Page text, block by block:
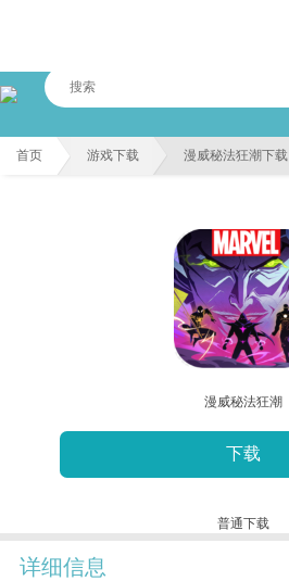
首页 游戏下载 漫威秘法狂潮下载
漫威秘法狂潮
下载
普通下载
详细信息